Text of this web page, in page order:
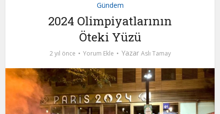
Gündem
2024 Olimpiyatlarının
Öteki Yüzü
2 yıl önce Yorum Ekle Yazar Aslı Tamay